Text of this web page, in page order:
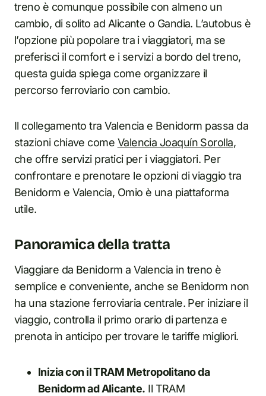
treno è comunque possibile con almeno un
cambio, di solito ad Alicante o Gandia. L’autobus è
l’opzione più popolare tra i viaggiatori, ma se
preferisci il comfort e i servizi a bordo del treno,
questa guida spiega come organizzare il
percorso ferroviario con cambio.
Il collegamento tra Valencia e Benidorm passa da
stazioni chiave come Valencia Joaquín Sorolla,
che offre servizi pratici per i viaggiatori. Per
confrontare e prenotare le opzioni di viaggio tra
Benidorm e Valencia, Omio è una piattaforma
utile.
Panoramica della tratta
Viaggiare da Benidorm a Valencia in treno è
semplice e conveniente, anche se Benidorm non
ha una stazione ferroviaria centrale. Per iniziare il
viaggio, controlla il primo orario di partenza e
prenota in anticipo per trovare le tariffe migliori.
Inizia con il TRAM Metropolitano da
Benidorm ad Alicante. Il TRAM